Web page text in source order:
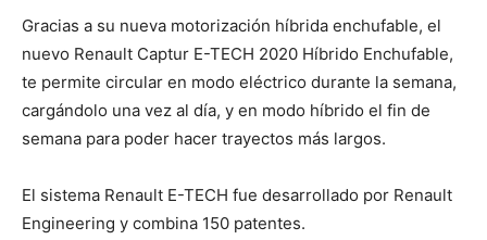
Gracias a su nueva motorización híbrida enchufable, el
nuevo Renault Captur E-TECH 2020 Híbrido Enchufable,
te permite circular en modo eléctrico durante la semana,
cargándolo una vez al día, y en modo híbrido el fin de
semana para poder hacer trayectos más largos.
El sistema Renault E-TECH fue desarrollado por Renault
Engineering y combina 150 patentes.